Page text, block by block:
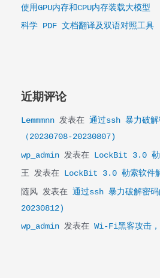
使用GPU内存和CPU内存装载大模型
科学 PDF 文档翻译及双语对照工具
近期评论
Lemmmnn发表在 通过ssh 暴力破
（20230708-20230807)
wp_admin发表在 LockBit 3.0 勒
王发表在 LockBit 3.0 勒索软件
随风发表在 通过ssh 暴力破解密
20230812)
wp_admin发表在 Wi-Fi黑客攻击，